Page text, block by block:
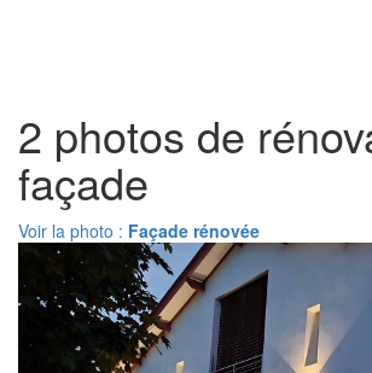
2 photos de
façade
Voir la photo : Façade rénovée